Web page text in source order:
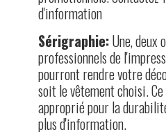
d'information
Sérigraphie:Une, deux
professionnels de
pourront rendre votre
soit le vêtement choisi.
approprié pour la
plus d'information.